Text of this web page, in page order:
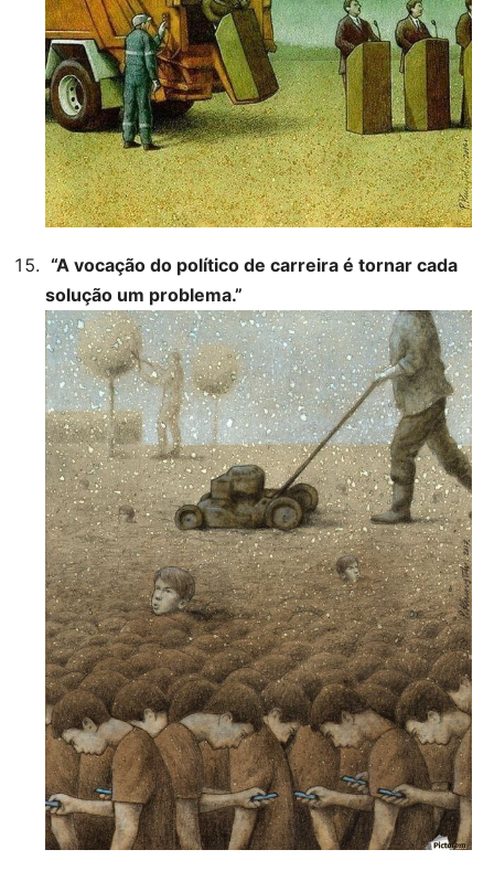
“A vocação do político de carreira é tornar cada
solução um problema.”